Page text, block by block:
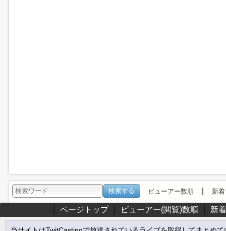
ビューアー数順| 新
ページトップ｜ ビューアー(閲覧)数順｜ 新